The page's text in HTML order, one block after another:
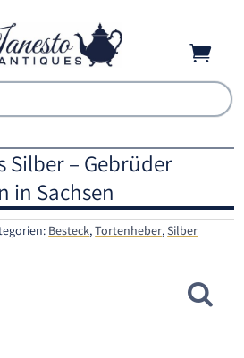

Silber – Gebrüder
in Sachsen
Besteck,Tortenheber,Silber